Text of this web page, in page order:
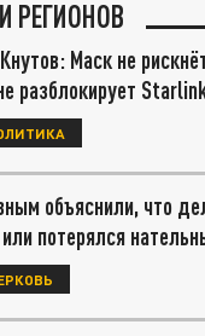
РЕГИОНОВ
Маск не
разблокирует
объяснили, что
потерялся